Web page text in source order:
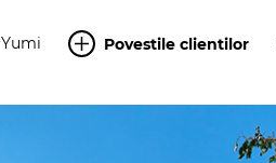
Yumi Povestile clientilor